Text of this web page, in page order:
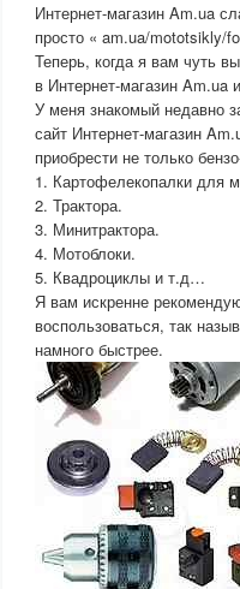
Интернет-магазин Am.ua
просто « am.ua/mototsikly/
Теперь, когда я вам чуть
в Интернет-магазин Am.ua
У меня знакомый недавно
сайт Интернет-магазин
приобрести не только
1. Картофелекопалки для
2. Трактора.
3. Минитрактора.
4. Мотоблоки.
5. Квадроциклы и т.д…
Я вам искренне
воспользоваться, так
намного быстрее.